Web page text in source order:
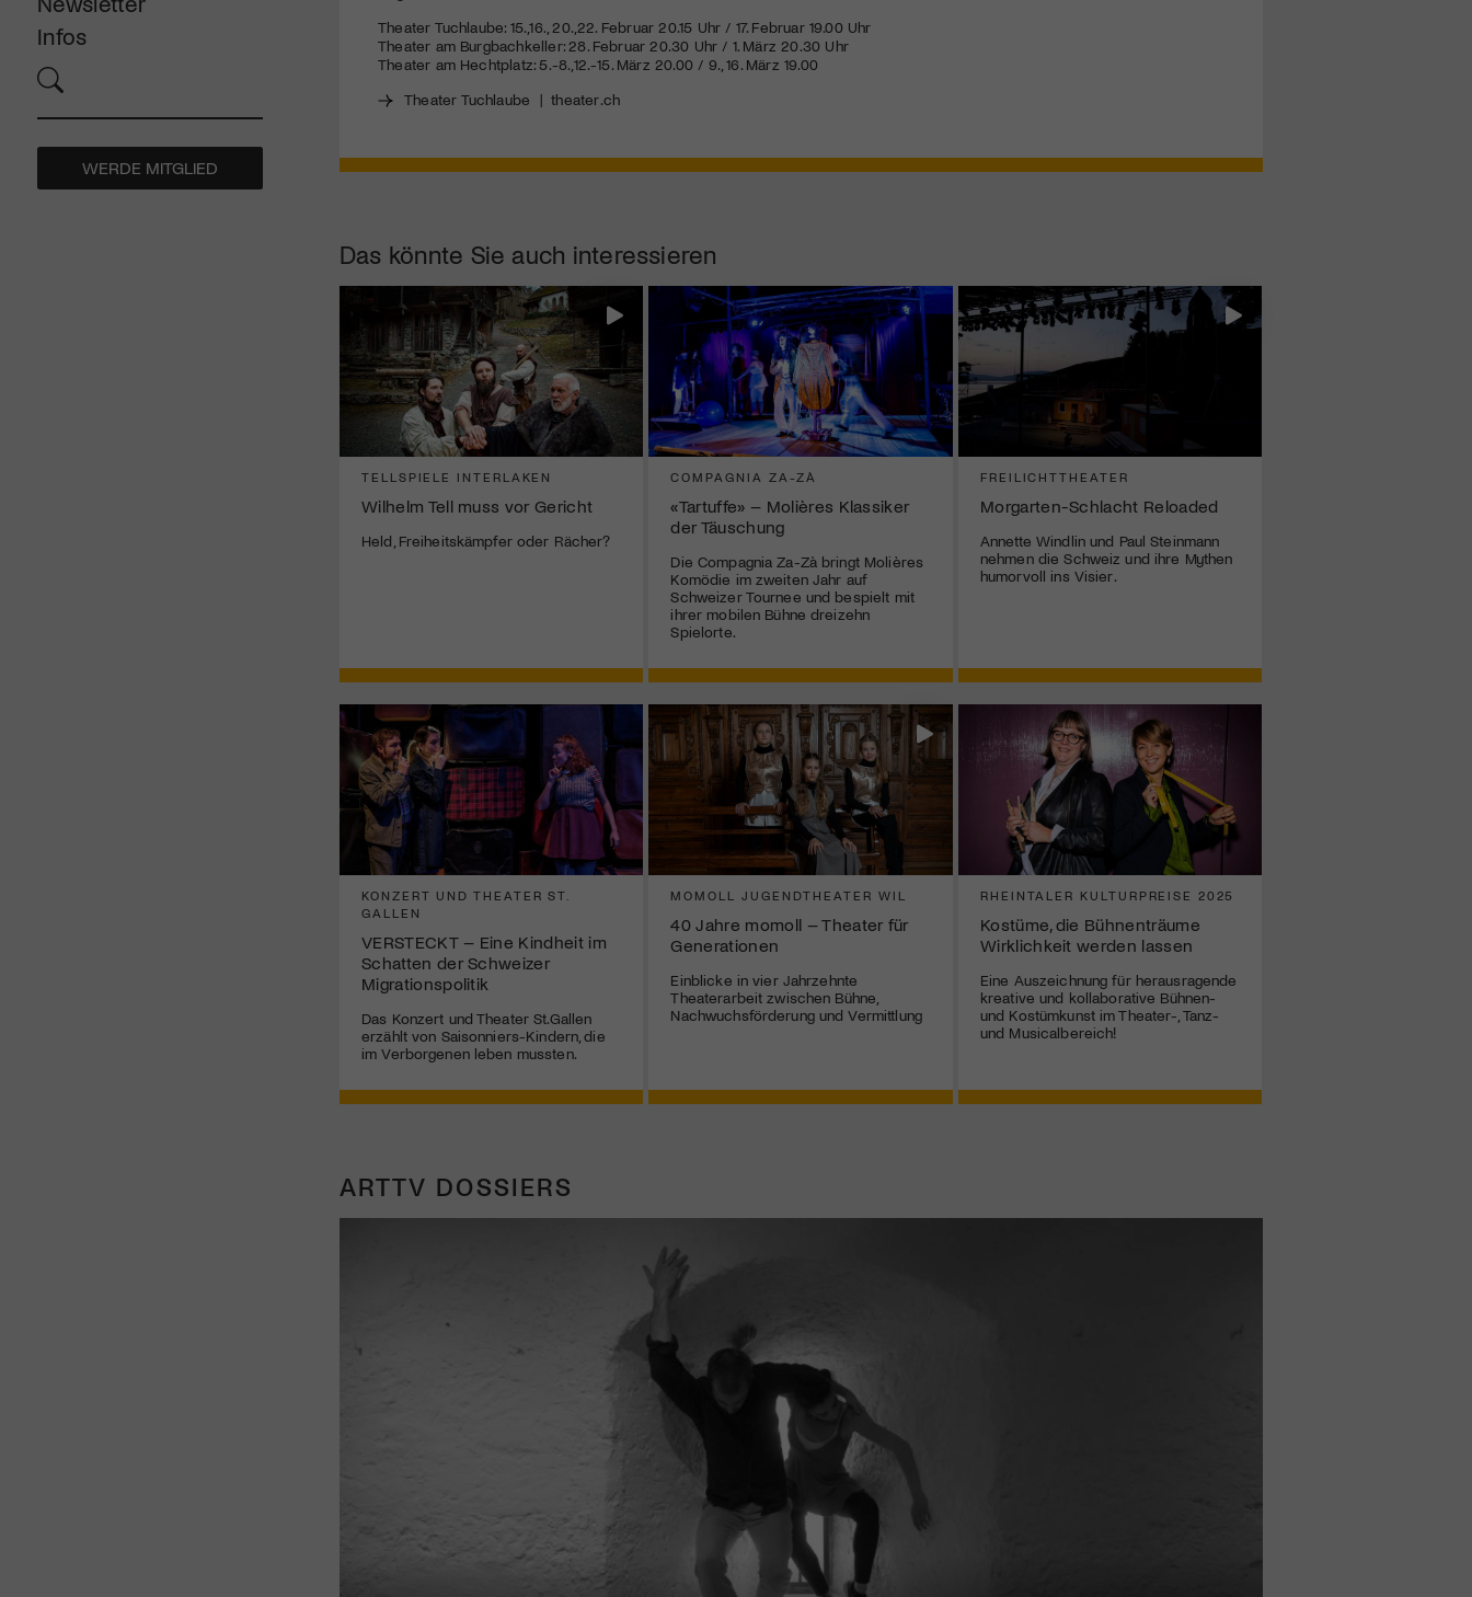
Infos
WERDE MITGLIED
Theater Tuchlaube: 15.,16., 20.,22. Februar 20.15 Uhr / 17. Februar 19.00 Uhr
Theater am Burgbachkeller: 28. Februar 20.30 Uhr / 1. März 20.30 Uhr
Theater am Hechtplatz: 5.-8.,12.-15. März 20.00 / 9., 16. März 19.00
Theater Tuchlaube |theater.ch
Das könnte Sie auch interessieren
TELLSPIELE INTERLAKEN
Wilhelm Tell muss vor Gericht
Held, Freiheitskämpfer oder Rächer?
COMPAGNIA ZA-ZÀ
«Tartuffe» – Molières Klassiker
der Täuschung
Die Compagnia Za-Zà bringt Molières
Komödie im zweiten Jahr auf
Schweizer Tournee und bespielt mit
ihrer mobilen Bühne dreizehn
Spielorte.
FREILICHTTHEATER
Morgarten-Schlacht Reloaded
Annette Windlin und Paul Steinmann
nehmen die Schweiz und ihre Mythen
humorvoll ins Visier.
KONZERT UND THEATER ST.
GALLEN
VERSTECKT – Eine Kindheit im
Schatten der Schweizer
Migrationspolitik
Das Konzert und Theater St.Gallen
erzählt von Saisonniers-Kindern, die
im Verborgenen leben mussten.
MOMOLL JUGENDTHEATER WIL
40 Jahre momoll – Theater für
Generationen
Einblicke in vier Jahrzehnte
Theaterarbeit zwischen Bühne,
Nachwuchsförderung und Vermittlung
RHEINTALER KULTURPREISE 2025
Kostüme, die Bühnenträume
Wirklichkeit werden lassen
Eine Auszeichnung für herausragende
kreative und kollaborative Bühnen-
und Kostümkunst im Theater-, Tanz-
und Musicalbereich!
ARTTV DOSSIERS